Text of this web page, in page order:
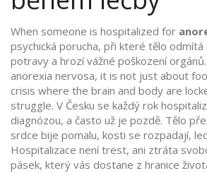
When someone is hospitalized for
psychická porucha, při které tělo
potravy a hrozí vážné poškození orgánů
anorexia nervosa, it is not just about
crisis where the brain and body are
struggle. V Česku se každý rok
diagnózou, a často už je pozdě. Tělo
srdce bije pomalu, kosti se rozpadají,
Hospitalizace není trest, ani ztráta
pásek, který vás dostane z hranice